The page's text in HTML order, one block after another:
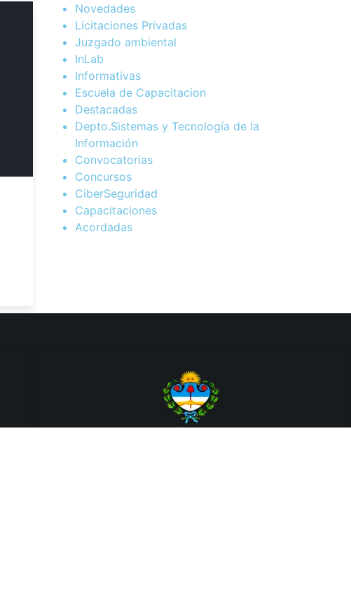
Novedades
Licitaciones Privadas
Juzgado ambiental
InLab
Informativas
Escuela de Capacitacion
Destacadas
Depto.Sistemas y Tecnología de la
Información
Convocatorias
Concursos
CiberSeguridad
Capacitaciones
Acordadas